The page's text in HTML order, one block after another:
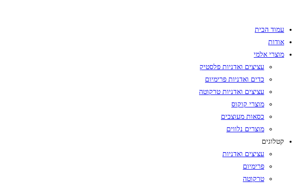
עמוד הבית
אודות
מוצרי אלמי
עציצים ואדניות פלסטיק
כדים ואדניות פרימיום
עציצים ואדניות טרקוטה
מוצרי קוקוס
כסאות מעוצבים
מוצרים נלווים
קטלוגים
עציצים ואדניות
פרימיום
טרקוטה